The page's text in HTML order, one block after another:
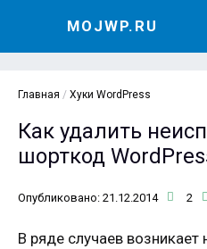
MOJWP.RU
Главная / Хуки WordPress
Как удалить
шорткод
Опубликовано: 21.12.2014 2
В ряде случаев